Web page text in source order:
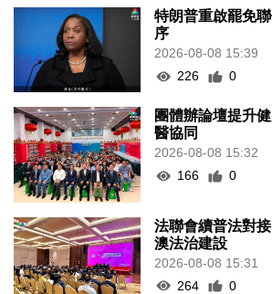
特朗普重啟罷免
序
2026-08-08 15:39
226
0
團體辦論壇提升
醫協同
2026-08-08 15:32
166
0
法聯會續普法對
澳法治建設
2026-08-08 15:31
264
0